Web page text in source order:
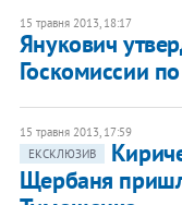
15 травня 2013, 18:17
Янукович
Госкомиссии
15 травня 2013, 17:59
ЕКСКЛЮЗИВ
Щербаня